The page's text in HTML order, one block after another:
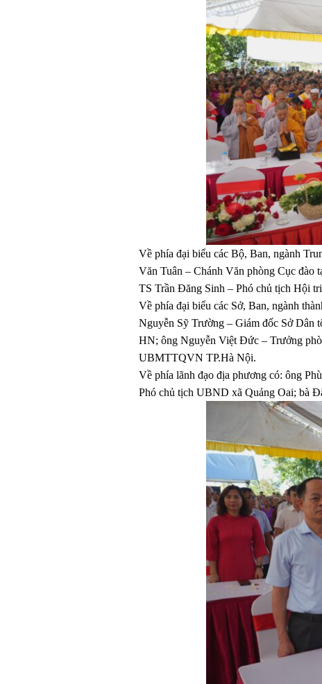
Về phía đại biểu các Bộ, Ban, ngành
Văn Tuân – Chánh Văn phòng Cục đào
TS Trần Đăng Sinh – Phó chủ tịch Hội
Về phía đại biểu các Sở, Ban, ngành
Nguyễn Sỹ Trường – Giám đốc Sở Dân
HN; ông Nguyễn Việt Đức – Trưởng
UBMTTQVN TP.Hà Nội.
Về phía lãnh đạo địa phương có: ông
Phó chủ tịch UBND xã Quảng Oai; bà